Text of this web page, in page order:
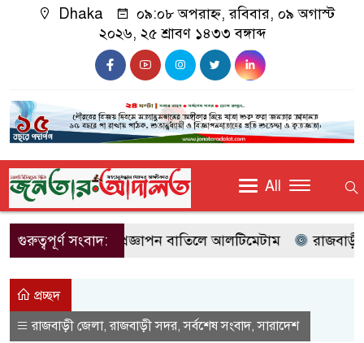
Dhaka
০৯:০৮ অপরাহ্ন, রবিবার, ০৯ অগাস্ট
২০২৬, ২৫ শ্রাবণ ১৪৩৩ বঙ্গাব্দ
All
গুরুত্বপূর্ণ সংবাদ:জাকসুর, প্রজ্ঞাপন বাতিলে আলটিমেটাম
প্রচ্ছদ
রাজবাড়ী জেলা,রাজবাড়ী সদর,সর্বশেষ সংবাদ,সারাদেশ